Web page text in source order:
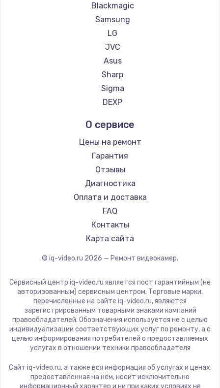
Blackmagic
Samsung
LG
JVC
Asus
Sharp
Sigma
DEXP
О сервисе
Цены на ремонт
Гарантия
Отзывы
Диагностика
Оплата и доставка
FAQ
Контакты
Карта сайта
© iq-video.ru 2026 — Ремонт видеокамер.
Сервисный центр iq-video.ru является пост гарантийным (не
авторизованным) сервисным центром. Торговые марки,
перечисленные на сайте iq-video.ru, являются
зарегистрированным товарными знаками компаний
правообладателей. Обозначения используется не с целью
индивидуализации соответствующих услуг по ремонту, а с
целью информирования потребителей о предоставляемых
услугах в отношении техники правообладателя
Сайт iq-video.ru, а также вся информация об услугах и ценах,
предоставленная на нём, носит исключительно
информационный характер и ни при каких условиях не